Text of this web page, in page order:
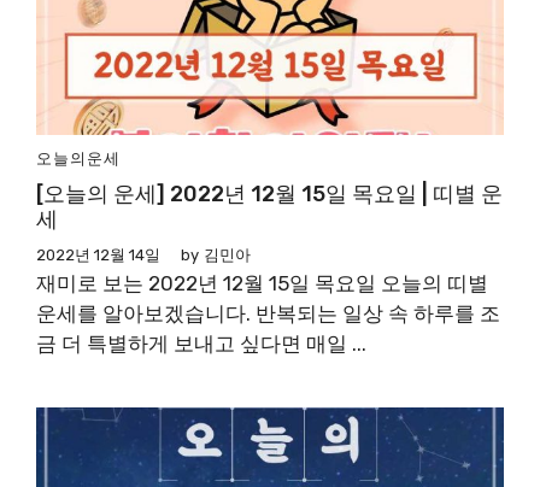
오늘의운세
[오늘의 운세] 2022년 12월 15일 목요일 | 띠별 운
세
2022년 12월 14일 by 김민아
재미로 보는 2022년 12월 15일 목요일 오늘의 띠별
운세를 알아보겠습니다. 반복되는 일상 속 하루를 조
금 더 특별하게 보내고 싶다면 매일 ...